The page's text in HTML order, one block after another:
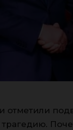
отметили